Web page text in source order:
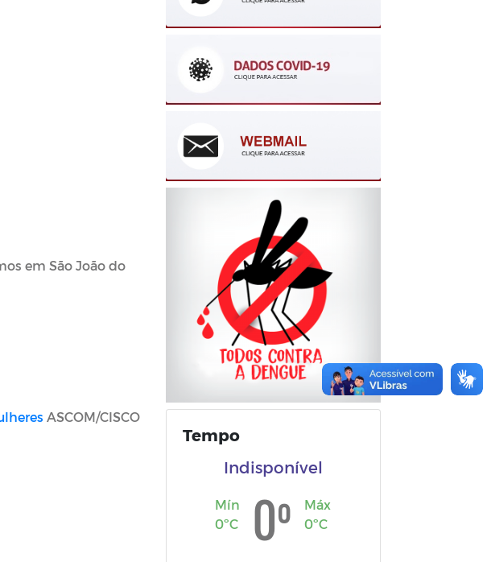
em São João do
ASCOM/CISCO
Tempo
Indisponível
Mín
0ºC
0º
Máx
0ºC